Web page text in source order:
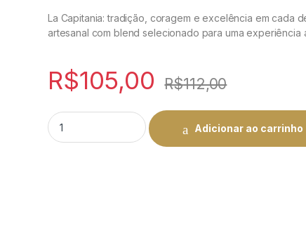
La Capitania: tradição, coragem e excelência em cada
artesanal com blend selecionado para uma experiência
R$105,00 R$112,00
La Capitania - Tradição e Excelência | Rei do
Adicionar ao carrinho